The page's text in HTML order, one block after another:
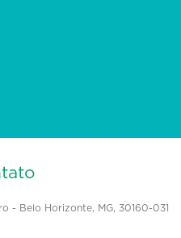
- Belo Horizonte, MG, 30160-031